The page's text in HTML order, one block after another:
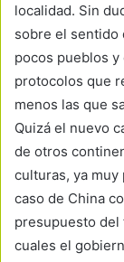
localidad. Sin
sobre el sentido
pocos pueblos y
protocolos que
menos las que
Quizá el nuevo
de otros
culturas, ya
caso de China
presupuesto del
cuales el